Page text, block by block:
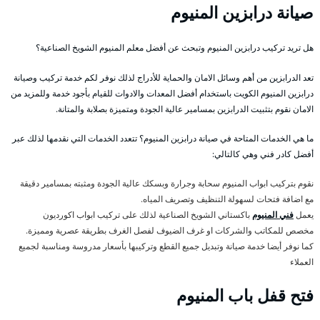
صيانة درابزين المنيوم
هل تريد تركيب درابزين المنيوم وتبحث عن أفضل معلم المنيوم الشويخ الصناعية؟
تعد الدرابزين من أهم وسائل الامان والحماية للأدراج لذلك نوفر لكم خدمة تركيب وصيانة
درابزين المنيوم الكويت باستخدام أفضل المعدات والادوات للقيام بأجود خدمة وللمزيد من
الامان نقوم بتثبيت الدرابزين بمسامير عالية الجودة ومتميزة بصلابة والمتانة.
ما هي الخدمات المتاحة في صيانة درابزين المنيوم؟ تتعدد الخدمات التي نقدمها لذلك عبر
أفضل كادر فني وهي كالتالي:
نقوم بتركيب ابواب المنيوم سحابة وجرارة وبسكك عالية الجودة ومثبته بمسامير دقيقة
مع اضافة فتحات لسهولة التنظيف وتصريف المياه.
يعملفني المنيومباكستاني الشويخ الصناعية لذلك على تركيب ابواب اكورديون
مخصص للمكاتب والشركات او غرف الضيوف لفصل الغرف بطريقة عصرية ومميزة.
كما نوفر أيضا خدمة صيانة وتبديل جميع القطع وتركيبها بأسعار مدروسة ومناسبة لجميع
العملاء
فتح قفل باب المنيوم